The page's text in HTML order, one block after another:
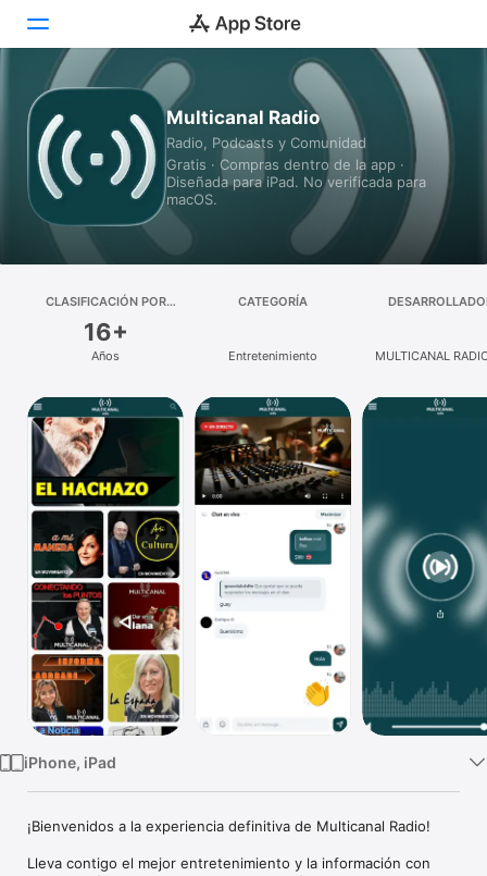
Juegos
Buscar
Plataforma
iPad
Mac
Watch
TV
Multicanal Radio
Radio, Podcasts y Comunidad
Gratis · Compras dentro de la app ·
Diseñada para iPad. No verificada para
macOS.
CLASIFICACIÓN POR
16+
Años
CATEGORÍA
Entretenimiento MULTICANAL
iPhone, iPad
¡Bienvenidos a la experiencia definitiva de Multicanal Radio!
Lleva contigo el mejor entretenimiento y la información con